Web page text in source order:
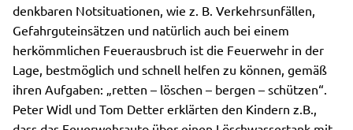
denkbaren Notsituationen, wie z. B. Verkehrsunfällen,
Gefahrguteinsätzen und natürlich auch bei einem
herkömmlichen Feuerausbruch ist die Feuerwehr in der
Lage, bestmöglich und schnell helfen zu können, gemäß
ihren Aufgaben: „retten – löschen – bergen – schützen“.
Peter Widl und Tom Detter erklärten den Kindern z.B.,